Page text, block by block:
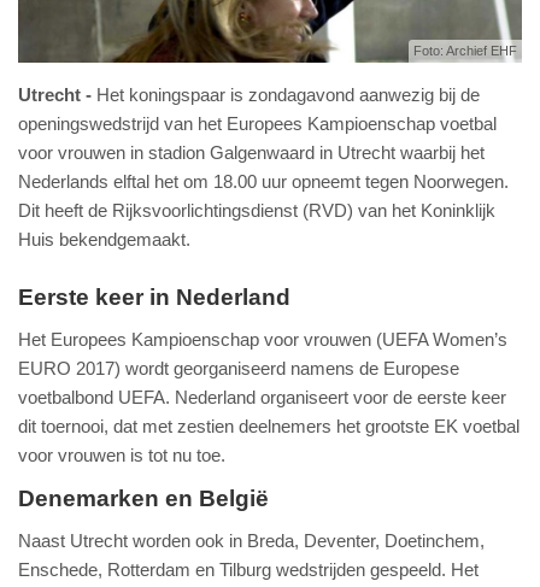
Foto: Archief EHF
Utrecht
Het koningspaar is zondagavond aanwezig bij de
openingswedstrijd van het Europees Kampioenschap voetbal
voor vrouwen in stadion Galgenwaard in Utrecht waarbij het
Nederlands elftal het om 18.00 uur opneemt tegen Noorwegen.
Dit heeft de Rijksvoorlichtingsdienst (RVD) van het Koninklijk
Huis bekendgemaakt.
Eerste keer in Nederland
Het Europees Kampioenschap voor vrouwen (UEFA Women’s
EURO 2017) wordt georganiseerd namens de Europese
voetbalbond UEFA. Nederland organiseert voor de eerste keer
dit toernooi, dat met zestien deelnemers het grootste EK voetbal
voor vrouwen is tot nu toe.
Denemarken en België
Naast Utrecht worden ook in Breda, Deventer, Doetinchem,
Enschede, Rotterdam en Tilburg wedstrijden gespeeld. Het